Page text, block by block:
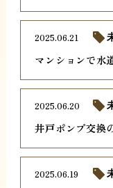
マンションで水
2025.06.21
井戸ポンプ交換
2025.06.20
2025.06.19